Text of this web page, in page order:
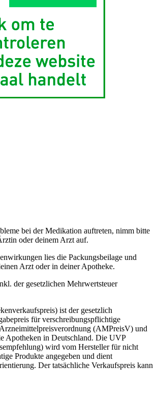
bei der Medikation auftreten, nimm bitte
oder deinem Arzt auf.
lies die Packungsbeilage und
Arzt oder in deiner Apotheke.
der gesetzlichen Mehrwertsteuer
ist der gesetzlich
für verschreibungspflichtige
(AMPreisV) und
Apotheken in Deutschland. Die UVP
wird vom Hersteller für nicht
Produkte angegeben und dient
Der tatsächliche Verkaufspreis kann